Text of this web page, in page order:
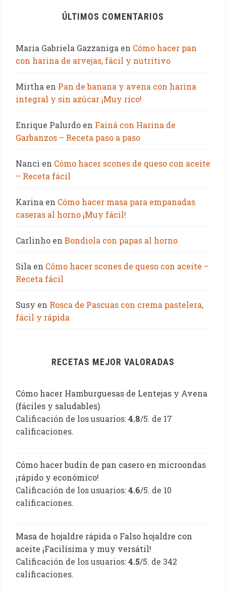
ÚLTIMOS COMENTARIOS
Maria Gabriela Gazzaniga en Cómo hacer pan
con harina de arvejas, fácil y nutritivo
Mirtha en Pan de banana y avena con harina
integral y sin azúcar ¡Muy rico!
Enrique Palurdo en Fainá con Harina de
Garbanzos – Receta paso a paso
Nanci en Cómo hacer scones de queso con aceite
– Receta fácil
Karina en Cómo hacer masa para empanadas
caseras al horno ¡Muy fácil!
Carlinho en Bondiola con papas al horno
Sila en Cómo hacer scones de queso con aceite –
Receta fácil
Susy en Rosca de Pascuas con crema pastelera,
fácil y rápida
RECETAS MEJOR VALORADAS
Cómo hacer Hamburguesas de Lentejas y Avena
(fáciles y saludables)
Calificación de los usuarios:4.8/5. de 17
calificaciones.
Cómo hacer budín de pan casero en microondas
¡rápido y económico!
Calificación de los usuarios:4.6/5. de 10
calificaciones.
Masa de hojaldre rápida o Falso hojaldre con
aceite ¡Facilísima y muy versátil!
Calificación de los usuarios:4.5/5. de 342
calificaciones.